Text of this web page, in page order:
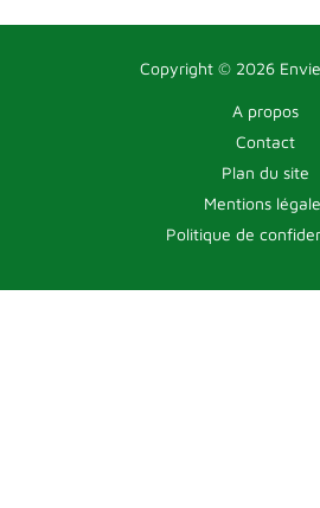
Copyright © 2026
A propos
Contact
Plan du site
Mentions
Politique de